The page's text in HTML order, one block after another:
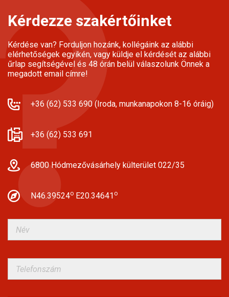
Kérdezze szakértőinket
Kérdése van? Forduljon hozánk, kollégáink az alábbi
elérhetőségek egyikén, vagy küldje el kérdését az alábbi
űrlap segítségével és 48 órán belül válaszolunk Önnek a
megadott email címre!
+36 (62) 533 690 (Iroda, munkanapokon 8-16 óráig)
+36 (62) 533 691
6800 Hódmezővásárhely külterület 022/35
N46.39524o E20.34641 o